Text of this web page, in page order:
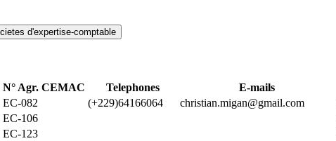
d'expertise-comptable
N° Agr. CEMAC Telephones E-mails
EC-082 (+229)64166064 christian.migan@gmail.com
EC-106
EC-123